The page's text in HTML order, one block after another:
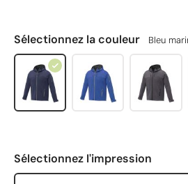
Sélectionnez la couleur Bleu
Sélectionnez l'impression